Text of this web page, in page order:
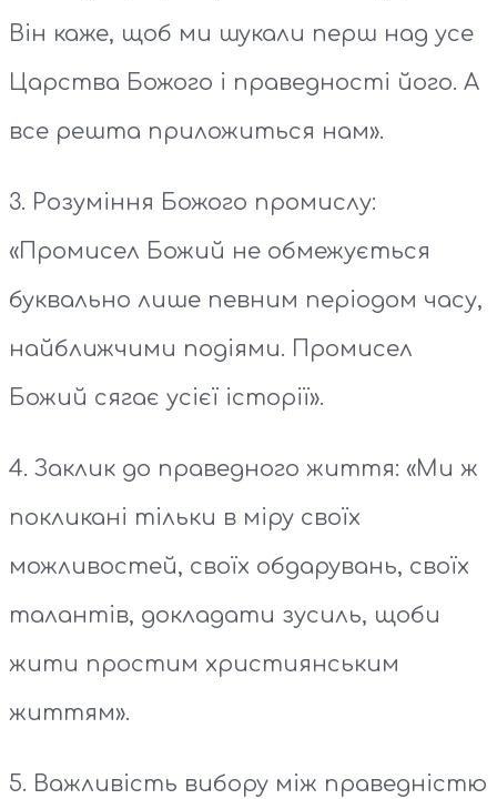
Він каже, щоб ми шукали перш над усе
Царства Божого і праведності його. А
все решта приложиться нам».
3. Розуміння Божого промислу:
«Промисел Божий не обмежується
буквально лише певним періодом часу,
найближчими подіями. Промисел
Божий сягає усієї історії».
4. Заклик до праведного життя: «Ми ж
покликані тільки в міру своїх
можливостей, своїх обдарувань, своїх
талантів, докладати зусиль, щоби
жити простим християнським
життям».
5. Важливість вибору між праведністю